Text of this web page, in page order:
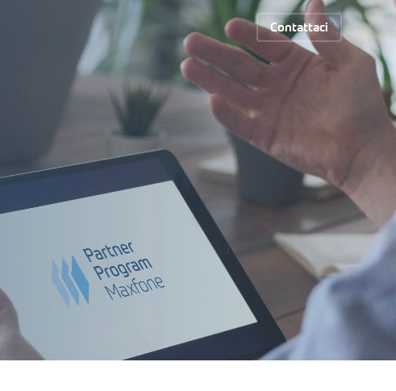
Contattaci